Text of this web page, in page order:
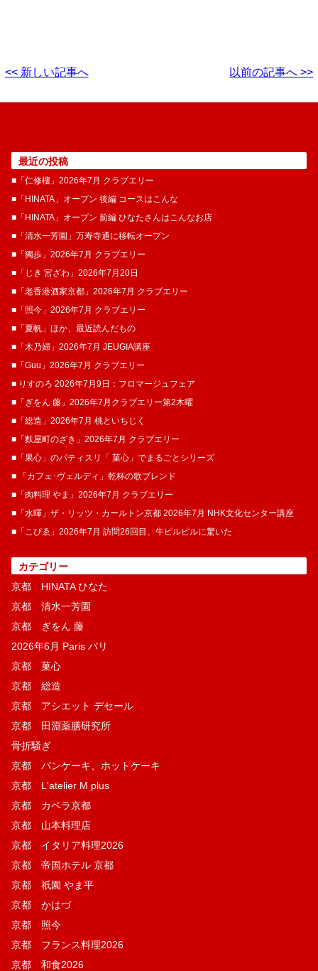
<< 新しい記事へ 以前の記事へ >>
最近の投稿
■「仁修樓」2026年7月 クラブエリー
■「HINATA」オープン 後編 コースはこんな
■「HINATA」オープン 前編 ひなたさんはこんなお店
■「清水一芳園」万寿寺通に移転オープン
■「獨歩」2026年7月 クラブエリー
■「じき 宮ざわ」2026年7月20日
■「老香港酒家京都」2026年7月 クラブエリー
■「照今」2026年7月 クラブエリー
■「夏帆」ほか、最近読んだもの
■「木乃婦」2026年7月 JEUGIA講座
■「Guu」2026年7月 クラブエリー
■ りすのろ 2026年7月9日：フロマージュフェア
■「ぎをん 藤」2026年7月クラブエリー第2木曜
■「総造」2026年7月 桃といちじく
■「麩屋町のざき」2026年7月 クラブエリー
■「果心」のパティスリ「 菓​心」でまるごとシリーズ
■ 「カフェ･ヴェルディ」乾杯の歌ブレンド
■「肉料理 やま」2026年7月 クラブエリー
■「水暉」ザ・リッツ・カールトン京都 2026年7月 NHK文化センター講座
■「こぴゑ」2026年7月 訪問26回目、牛ピルピルに驚いた
カテゴリー
京都 HINATA ひなた
京都 清水一芳園
京都 ぎをん 藤
2026年6月 Paris パリ
京都 菓​心
京都 総造
京都 アシエット デセール
京都 田淵薬膳研究所
骨折騒ぎ
京都 パンケーキ、ホットケーキ
京都 L'atelier M plus
京都 カペラ京都
京都 山本料理店
京都 イタリア料理2026
京都 帝国ホテル 京都
京都 祇園 やま平
京都 かはづ
京都 照今
京都 フランス料理2026
京都 和食2026